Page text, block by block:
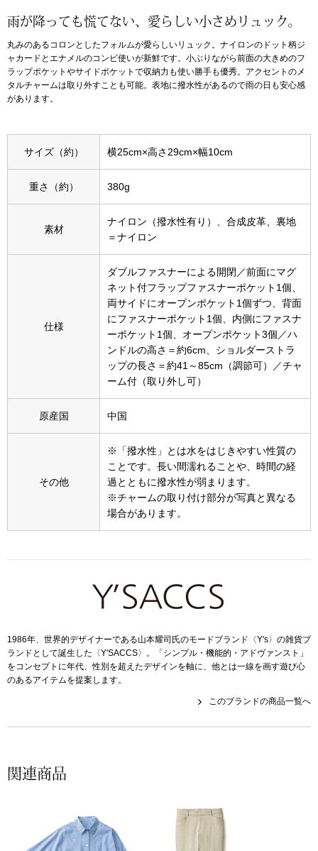
ダーウェア
アクセサリー
Miss Kyouko／ミスキョウコ
ランド
集
ビー すべて見る
ボストンバッグ
シューズ
レースアップ
スニーカー
ブーツ
サンダル
その他
財布／小物
財布／コイン
その他
ウオッチ／ア
雨が降っても慌てない、愛らしい小さめリュック。
丸みのあるコロンとしたフォルムが愛らしいリュック。ナイロンのドット柄ジ
ャカードとエナメルのコンビ使いが新鮮です。小ぶりながら前面の大きめのフ
ラップポケットやサイドポケットで収納力も使い勝手も優秀。アクセントのメ
タルチャームは取り外すことも可能。表地に撥水性があるので雨の日も安心感
があります。
サイズ（約） 横25cm×高さ29cm×幅10cm
重さ（約） 380g
素材
ナイロン（撥水性有り）、合成皮革、裏地
＝ナイロン
仕様
ダブルファスナーによる開閉／前面にマグ
ネット付フラップファスナーポケット1個、
両サイドにオープンポケット1個ずつ、背面
にファスナーポケット1個、内側にファスナ
ーポケット1個、オープンポケット3個／ハ
ンドルの高さ＝約6cm、ショルダーストラ
ップの長さ＝約41～85cm（調節可）／チャ
ーム付（取り外し可）
原産国 中国
その他
※「撥水性」とは水をはじきやすい性質の
ことです。長い間濡れることや、時間の経
過とともに撥水性が弱まります。
※チャームの取り付け部分が写真と異なる
場合があります。
1986年、世界的デザイナーである山本耀司氏のモードブランド〈Y's〉の雑貨ブ
ランドとして誕生した〈Y'SACCS〉。「シンプル・機能的・アドヴァンスト」
をコンセプトに年代、性別を超えたデザインを軸に、他とは一線を画す遊び心
のあるアイテムを提案します。
このブランドの商品一覧へ
関連商品